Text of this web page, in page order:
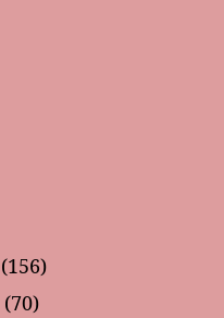
(156)
(70)